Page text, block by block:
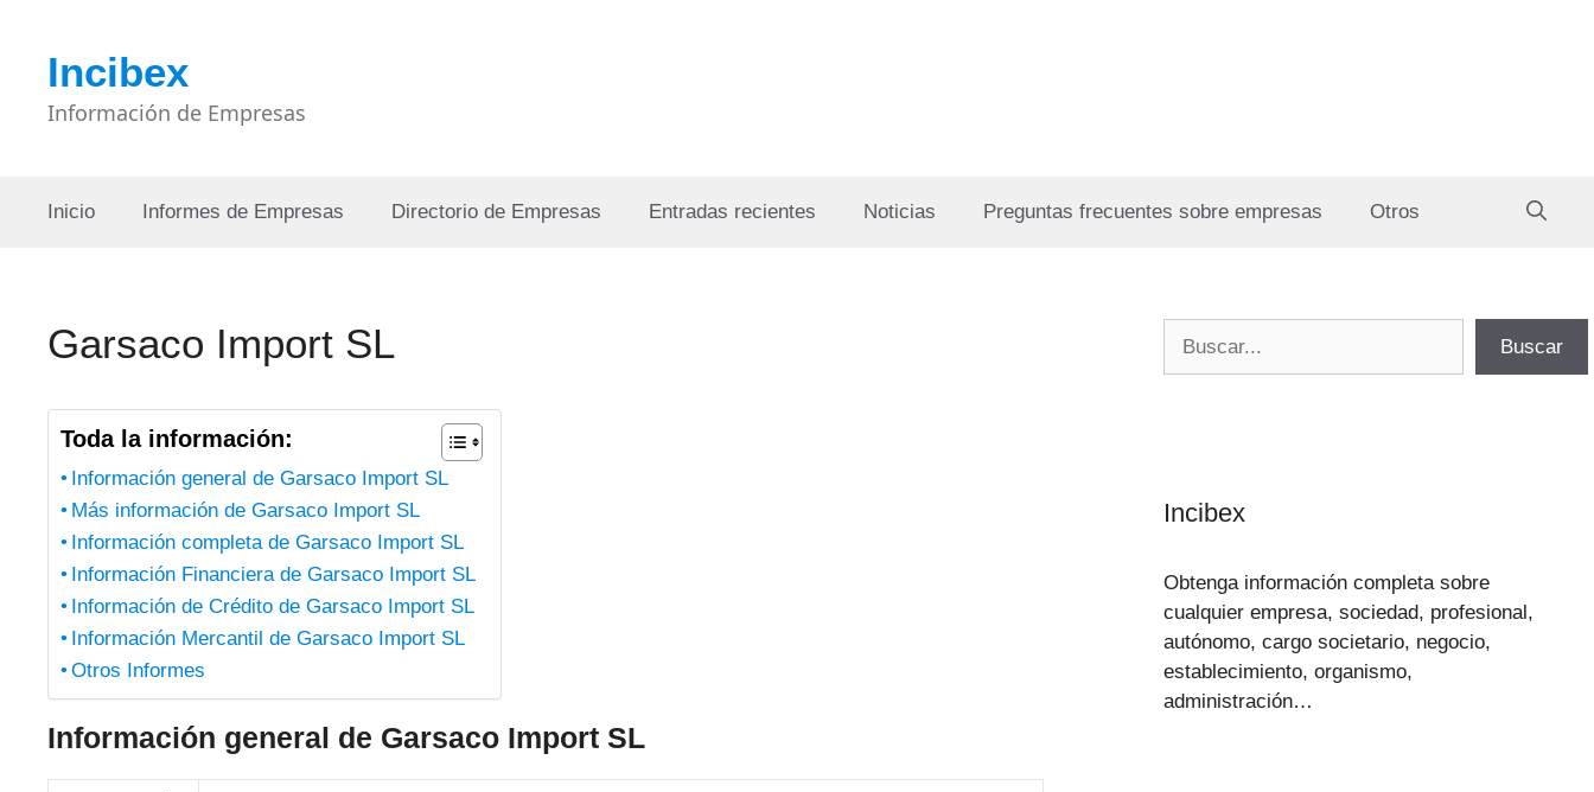
contenidoIncibex
Información de Empresas
Inicio Informes de Empresas Directorio de Empresas Entradas recientes Noticias Preguntas frecuentes sobre empresas Otros
Garsaco Import SL
Toda la información:
Información general de Garsaco Import SL
Más información de Garsaco Import SL
Información completa de Garsaco Import SL
Información Financiera de Garsaco Import SL
Información de Crédito de Garsaco Import SL
Información Mercantil de Garsaco Import SL
Otros Informes
Información general de Garsaco Import SL
Buscar
Incibex
Obtenga información completa sobre
cualquier empresa, sociedad, profesional,
autónomo, cargo societario, negocio,
establecimiento, organismo,
administración…